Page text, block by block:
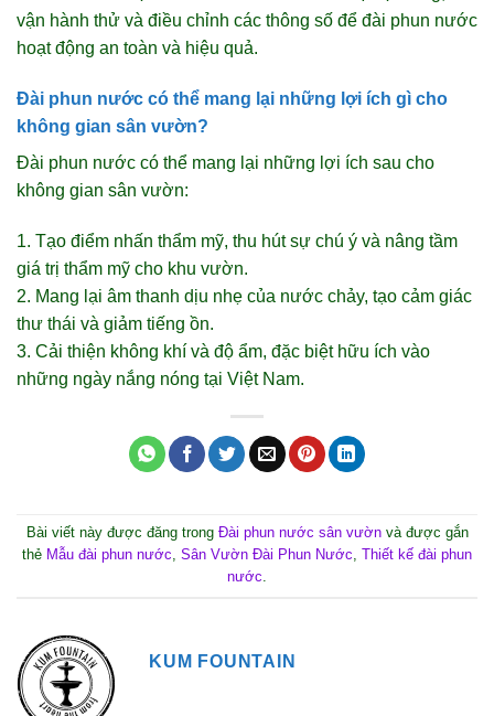
vận hành thử và điều chỉnh các thông số để đài phun nước
hoạt động an toàn và hiệu quả.
Đài phun nước có thể mang lại những lợi ích gì cho
không gian sân vườn?
Đài phun nước có thể mang lại những lợi ích sau cho
không gian sân vườn:
1. Tạo điểm nhấn thẩm mỹ, thu hút sự chú ý và nâng tầm
giá trị thẩm mỹ cho khu vườn.
2. Mang lại âm thanh dịu nhẹ của nước chảy, tạo cảm giác
thư thái và giảm tiếng ồn.
3. Cải thiện không khí và độ ẩm, đặc biệt hữu ích vào
những ngày nắng nóng tại Việt Nam.
Bài viết này được đăng trong Đài phun nước sân vườnvà được gắn
thẻ Mẫu đài phun nước Sân Vườn Đài Phun Nước Thiết kế đài phun
nước
KUM FOUNTAIN